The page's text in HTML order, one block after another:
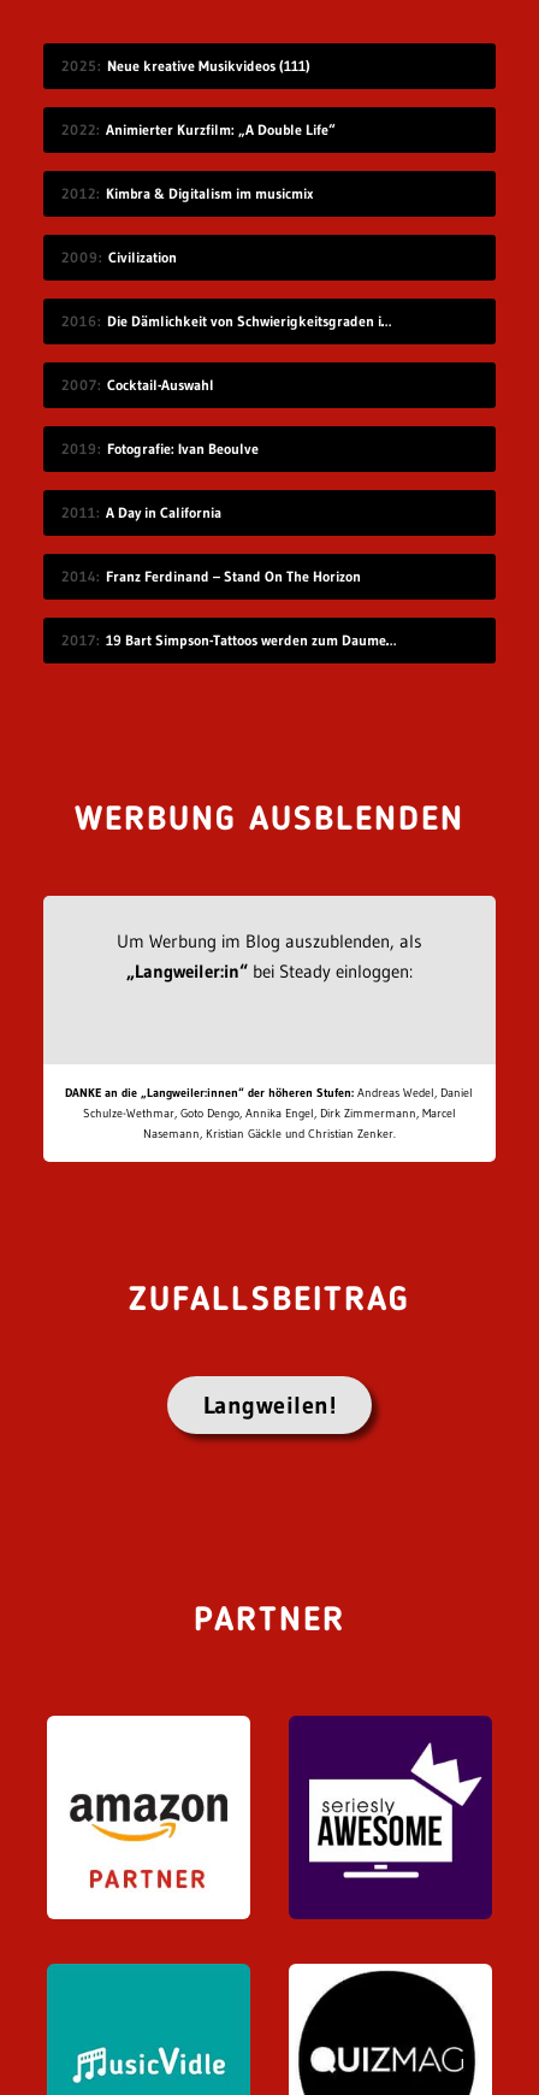
2025 Neue kreative Musikvideos (111)
2022 Animierter Kurzfilm: „A Double Life“
2012 Kimbra & Digitalism im musicmix
2009 Civilization
2016 Die Dämlichkeit von Schwierigkeitsgraden in Videospielen
2007 Cocktail-Auswahl
2019 Fotografie: Ivan Beoulve
2011 A Day in California
2014 Franz Ferdinand – Stand On The Horizon
2017 19 Bart Simpson-Tattoos werden zum Daumenkino
WERBUNG AUSBLENDEN
Um Werbung im Blog auszublenden, als
„Langweiler:in“bei Steady einloggen:
DANKE an die „Langweiler:innen“ der höheren Stufen: Andreas Wedel, Daniel
Schulze-Wethmar, Goto Dengo, Annika Engel, Dirk Zimmermann, Marcel
Nasemann, Kristian Gäckle und Christian Zenker.
ZUFALLSBEITRAG
Langweilen!
PARTNER